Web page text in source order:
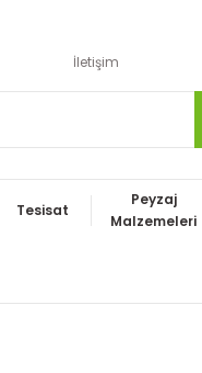
İletişim
Tesisat
Peyzaj
Malzemeleri